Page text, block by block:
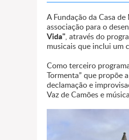
A Fundação da Casa
associação para o
Vida", através do
musicais que inclui um
Como terceiro
Tormenta” que propõe
declamação e
Vaz de Camões e